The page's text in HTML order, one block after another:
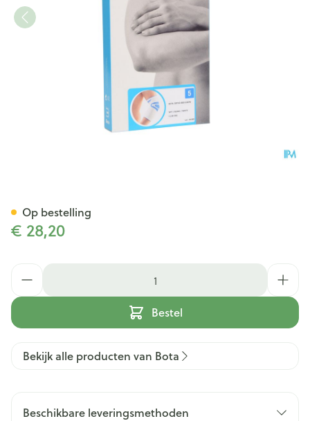
€ 28,20
Bestel
Op bestelling
Bekijk alle producten van Bota
Beschikbare leveringsmethoden